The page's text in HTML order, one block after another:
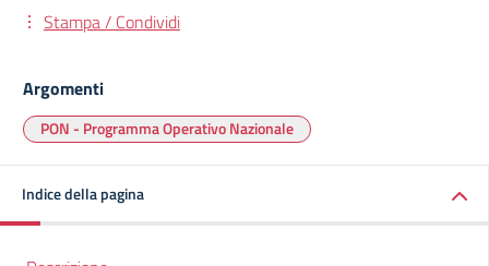
Stampa / Condividi
Argomenti
PON - Programma Operativo Nazionale
Indice della pagina